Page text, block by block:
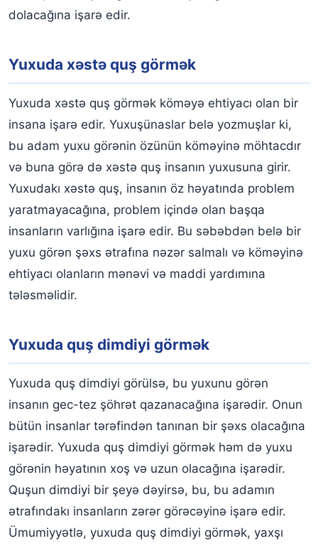
dolacağına işarə edir.
Yuxuda xəstə quş görmək
Yuxuda xəstə quş görmək köməyə ehtiyacı olan bir
insana işarə edir. Yuxuşünaslar belə yozmuşlar ki,
bu adam yuxu görənin özünün köməyinə möhtacdır
və buna görə də xəstə quş insanın yuxusuna girir.
Yuxudakı xəstə quş, insanın öz həyatında problem
yaratmayacağına, problem içində olan başqa
insanların varlığına işarə edir. Bu səbəbdən belə bir
yuxu görən şəxs ətrafına nəzər salmalı və köməyinə
ehtiyacı olanların mənəvi və maddi yardımına
tələsməlidir.
Yuxuda quş dimdiyi görmək
Yuxuda quş dimdiyi görülsə, bu yuxunu görən
insanın gec-tez şöhrət qazanacağına işarədir. Onun
bütün insanlar tərəfindən tanınan bir şəxs olacağına
işarədir. Yuxuda quş dimdiyi görmək həm də yuxu
görənin həyatının xoş və uzun olacağına işarədir.
Quşun dimdiyi bir şeyə dəyirsə, bu, bu adamın
ətrafındakı insanların zərər görəcəyinə işarə edir.
Ümumiyyətlə, yuxuda quş dimdiyi görmək, yaxşı